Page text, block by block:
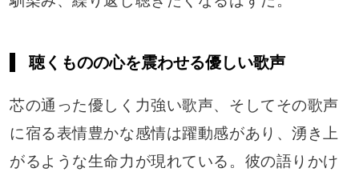
聴くものの心を震わせる優しい歌声
芯の通った優しく力強い歌声、そしてその歌声
に宿る表情豊かな感情は躍動感があり、湧き上
がるような生命力が現れている。彼の語りかけ